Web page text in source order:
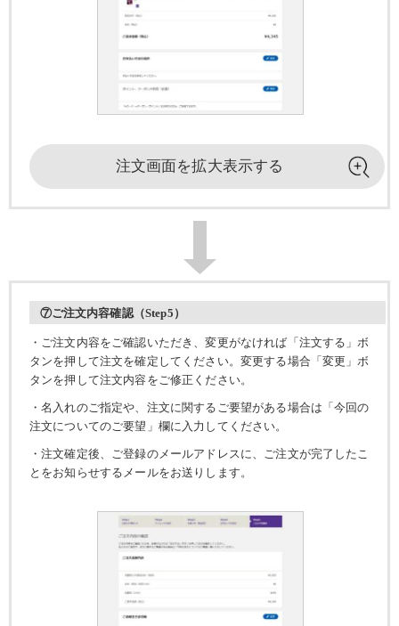
注文画面を拡大表示する
⑦ご注文内容確認（Step5）
・ご注文内容をご確認いただき、変更がなければ「注文する」ボ
タンを押して注文を確定してください。変更する場合「変更」ボ
タンを押して注文内容をご修正ください。
・名入れのご指定や、注文に関するご要望がある場合は「今回の
注文についてのご要望」欄に入力してください。
・注文確定後、ご登録のメールアドレスに、ご注文が完了したこ
とをお知らせするメールをお送りします。